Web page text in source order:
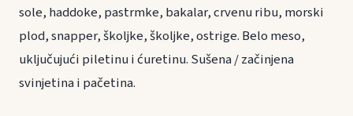
sole, haddoke, pastrmke, bakalar, crvenu ribu, morski
plod, snapper, školjke, školjke, ostrige. Belo meso,
uključujući piletinu i ćuretinu. Sušena / začinjena
svinjetina i pačetina.